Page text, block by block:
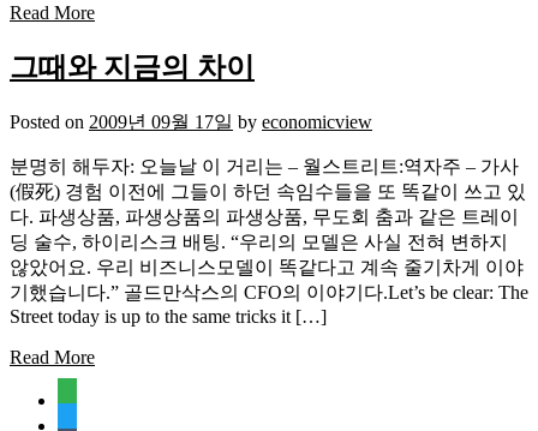
Read More
그때와 지금의 차이
Posted on 2009년 09월 17일 by economicview
분명히 해두자: 오늘날 이 거리는 – 월스트리트:역자주 – 가사
(假死) 경험 이전에 그들이 하던 속임수들을 또 똑같이 쓰고 있
다. 파생상품, 파생상품의 파생상품, 무도회 춤과 같은 트레이
딩 술수, 하이리스크 배팅. “우리의 모델은 사실 전혀 변하지
않았어요. 우리 비즈니스모델이 똑같다고 계속 줄기차게 이야
기했습니다.” 골드만삭스의 CFO의 이야기다.Let’s be clear: The
Street today is up to the same tricks it […]
Read More